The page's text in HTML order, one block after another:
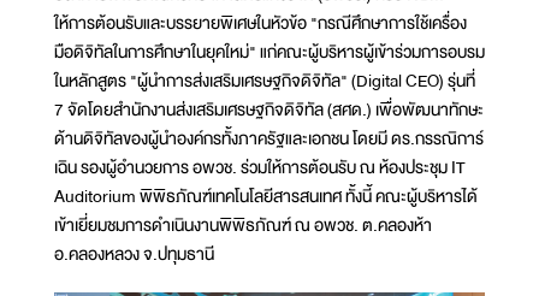
ให้การต้อนรับและบรรยายพิเศษในหัวข้อ "กรณีศึกษาการใช้เครื่อง
มือดิจิทัลในการศึกษาในยุคใหม่" แก่คณะผู้บริหารผู้เข้าร่วมการอบรม
ในหลักสูตร "ผู้นำการส่งเสริมเศรษฐกิจดิจิทัล" (Digital CEO) รุ่นที่
7 จัดโดยสำนักงานส่งเสริมเศรษฐกิจดิจิทัล (สศด.) เพื่อพัฒนาทักษะ
ด้านดิจิทัลของผู้นำองค์กรทั้งภาครัฐและเอกชน โดยมี ดร.กรรณิการ์
เฉิน รองผู้อำนวยการ อพวช. ร่วมให้การต้อนรับ ณ ห้องประชุม IT
Auditorium พิพิธภัณฑ์เทคโนโลยีสารสนเทศ ทั้งนี้ คณะผู้บริหารได้
เข้าเยี่ยมชมการดำเนินงานพิพิธภัณฑ์ ณ อพวช. ต.คลองห้า
อ.คลองหลวง จ.ปทุมธานี